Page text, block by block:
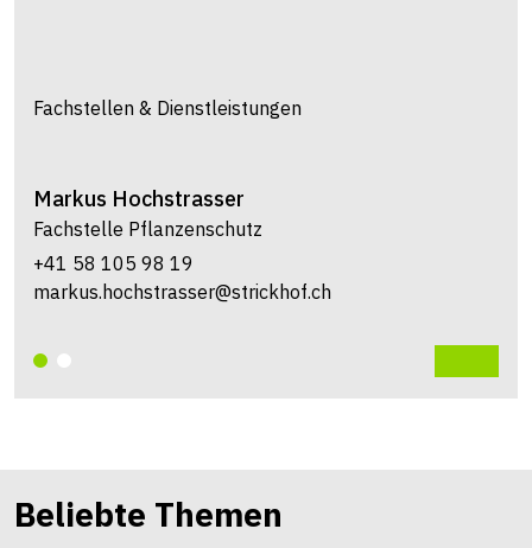
Fachstellen & Dienstleistungen
Markus Hochstrasser
Fachstelle Pflanzenschutz
+41 58 105 98 19
markus.hochstrasser@strickhof.ch
Beliebte Themen